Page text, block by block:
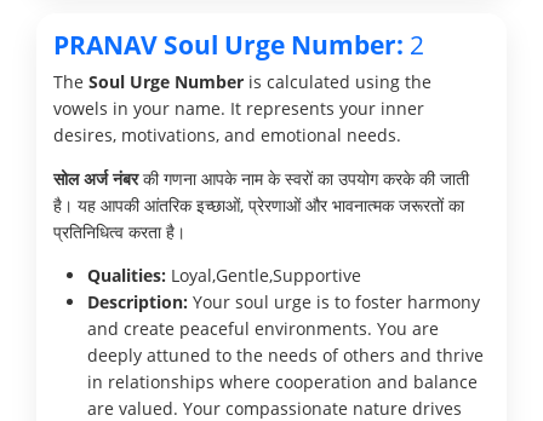
PRANAV Soul Urge Number: 2
The Soul Urge Number is calculated using the
vowels in your name. It represents your inner
desires, motivations, and emotional needs.
सोल अर्ज नंबरकी गणना आपके नाम के स्वरों का उपयोग करके की जाती
है। यह आपकी आंतरिक इच्छाओं, प्रेरणाओं और भावनात्मक जरूरतों का
प्रतिनिधित्व करता है।
Qualities: Loyal,Gentle,Supportive
Description: Your soul urge is to foster harmony
and create peaceful environments. You are
deeply attuned to the needs of others and thrive
in relationships where cooperation and balance
are valued. Your compassionate nature drives